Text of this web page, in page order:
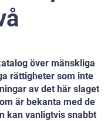
över mänskliga
rättigheter som inte
av det här slaget
är bekanta med de
kan vanligtvis snabbt